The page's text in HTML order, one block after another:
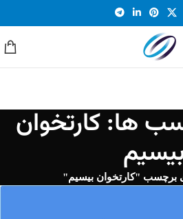
ها: کارتخوان
برچسب "کارتخوان بیسیم"